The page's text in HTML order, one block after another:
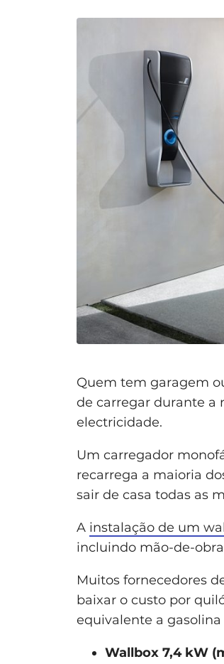
Quem tem garagem
de carregar durante a
electricidade.
Um carregador
recarrega a maioria
sair de casa todas as
A instalação de um
incluindo mão-de-
Muitos fornecedores
baixar o custo por
equivalente a gasolina
Wallbox 7,4 kW